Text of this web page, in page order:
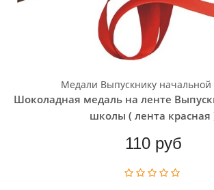
Медали Выпускнику
Шоколадная медаль на ленте
школы ( лента красная
110 руб